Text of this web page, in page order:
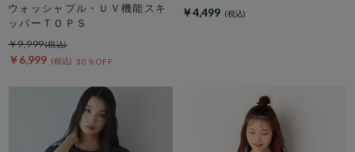
ウォッシャブル・ＵＶ機能スキ
ッパーＴＯＰＳ
￥6,999 30％OFF
￥9,999
￥4,499